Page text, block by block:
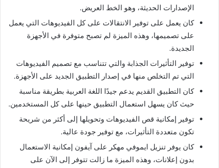
الإصدارات الحديثة، وهو الخط العريض.
كان يعمل على توفير الانتقالات على كل الفيديوهات التي يعمل
على تصميمها، وهذه الميزة لم تصبح متوفرة في الأجهزة
الجديدة.
توفير التأثيرات الجذابة والتي تتناسب مع تصميم الفيديوهات
التي تم التخلص منها في إصدار التطبيق الجديد على الأجهزة.
كان التطبيق القديم يدعم جيدًا اللغة العربية بطريقة مناسبة
حيث كان يسهل استعمال التطبيق حينها على كل المستخدمين.
توفير إمكانية قص الفيديوهات وتحويلها إلى أكثر من شريحة
تكون متعددة التأثيرات، مع توفير جودة عالية.
كان يوفر تنزيل ايموفي مهكر على آيفون إمكانية الاستعمال
بدون إعلانات، وهذه الميزة ما زالت تتوفر إلى الآن على